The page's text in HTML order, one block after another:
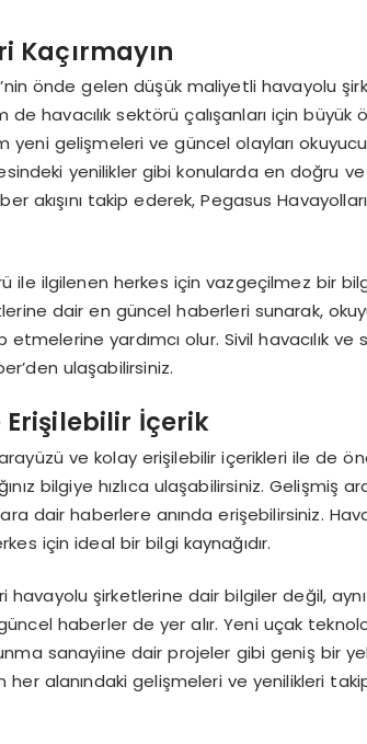
Kaçırmayın
önde gelen düşük maliyetli havayolu
havacılık sektörü çalışanları için büyük
yeni gelişmeleri ve güncel olayları
yenilikler gibi konularda en doğru
akışını takip ederek, Pegasus
ile ilgilenen herkes için vazgeçilmez bir
dair en güncel haberleri sunarak,
yardımcı olur. Sivil havacılık
ulaşabilirsiniz.
Erişilebilir İçerik
ve kolay erişilebilir içerikleri ile de
bilgiye hızlıca ulaşabilirsiniz.
dair haberlere anında erişebilirsiniz.
için ideal bir bilgi kaynağıdır.
şirketlerine dair bilgiler değil,
haberler de yer alır. Yeni uçak
sanayiine dair projeler gibi geniş bir
her alanındaki gelişmeleri ve yenilikleri